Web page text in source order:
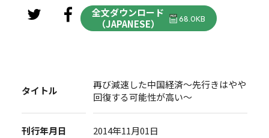
全文ダウンロード
（JAPANESE）
68.0KB
タイトル
再び減速した中国経済～先行きはやや
回復する可能性が高い～
刊行年月日 2014年11月01日